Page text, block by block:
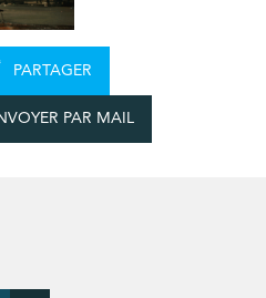
PARTAGER
PAR MAIL